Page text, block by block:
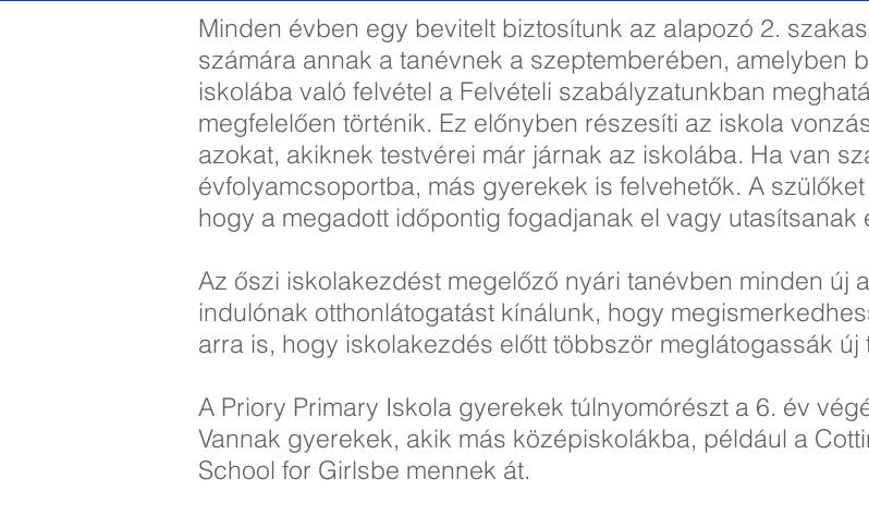
Minden évben egy bevitelt biztosítunk az alapozó 2.
számára annak a tanévnek a szeptemberében, amelyben
iskolába való felvétel a Felvételi szabályzatunkban
megfelelően történik. Ez előnyben részesíti az iskola
azokat, akiknek testvérei már járnak az iskolába. Ha van
évfolyamcsoportba, más gyerekek is felvehetők. A
hogy a megadott időpontig fogadjanak el vagy utasítsanak
Az őszi iskolakezdést megelőző nyári tanévben minden új
indulónak otthonlátogatást kínálunk, hogy
arra is, hogy iskolakezdés előtt többször meglátogassák új
A Priory Primary Iskola gyerekek túlnyomórészt a 6. év
Vannak gyerekek, akik más középiskolákba, például a
School for Girlsbe mennek át.